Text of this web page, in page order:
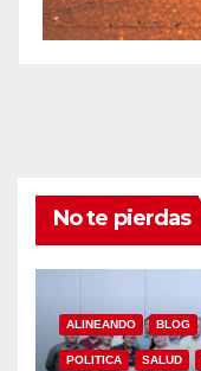
No te pierdas
ALINEANDO BLOG
POLITICA SALUD